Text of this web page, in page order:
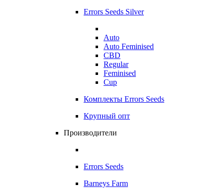
Errors Seeds Silver
Auto
Auto Feminised
CBD
Regular
Feminised
Cup
Комплекты Errors Seeds
Крупный опт
Производители
Errors Seeds
Barneys Farm